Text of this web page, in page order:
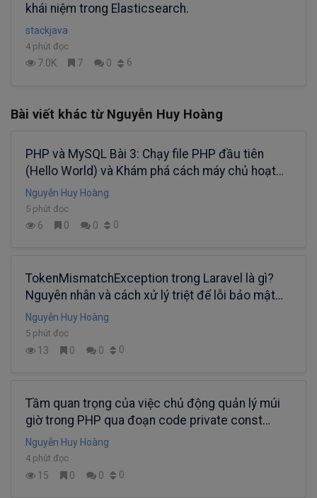
khái niệm trong Elasticsearch.
stackjava
4 phút đọc
7.0K 7 0 6
Bài viết khác từ Nguyễn Huy Hoàng
PHP và MySQL Bài 3: Chạy file PHP đầu tiên
(Hello World) và Khám phá cách máy chủ hoạt
động
Nguyễn Huy Hoàng
5 phút đọc
6 0 0 0
TokenMismatchException trong Laravel là gì?
Nguyên nhân và cách xử lý triệt để lỗi bảo mật
CSRF
Nguyễn Huy Hoàng
5 phút đọc
13 0 0 0
Tầm quan trọng của việc chủ động quản lý múi
giờ trong PHP qua đoạn code private const
TIMEZONE
Nguyễn Huy Hoàng
4 phút đọc
15 0 0 0